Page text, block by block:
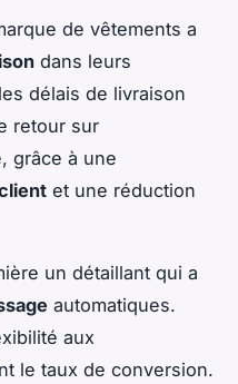
de vêtements a
dans leurs
délais de livraison
retour sur
grâce à une
et une réduction
un détaillant qui a
automatiques.
aux
le taux de conversion.